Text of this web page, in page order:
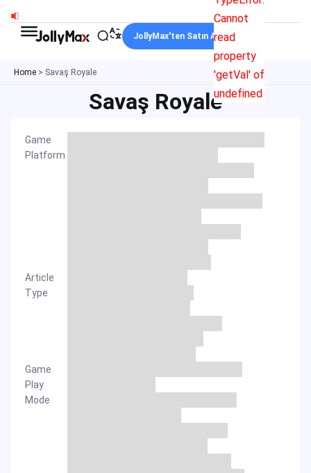
atla
Cannot
read
property
'getVal' of
undefined
JollyMax'ten Satın Alın
Home > Savaş Royale
Savaş Royale
Game
Platform
Article
Type
Game
Play
Mode